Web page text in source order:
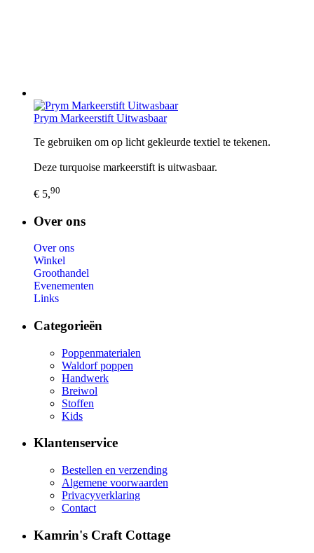
Prym Markeerstift Uitwasbaar
Te gebruiken om op licht gekleurde textiel te tekenen.
Deze turquoise markeerstift is uitwasbaar.
€ 5,90
Over ons
Over ons
Winkel
Groothandel
Evenementen
Links
Categorieën
Poppenmaterialen
Waldorf poppen
Handwerk
Breiwol
Stoffen
Kids
Klantenservice
Bestellen en verzending
Algemene voorwaarden
Privacyverklaring
Contact
Kamrin's Craft Cottage